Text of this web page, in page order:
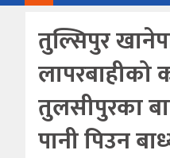
तुल्सिपुर
लापरबाहीको
तुलसीपुरका
पानी पिउन